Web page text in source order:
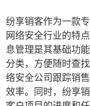
纷享销客作为一款
网络安全行业的特
息管理是其基础功
分类，方便随时查
络安全公司跟踪销
效率。同时，纷享